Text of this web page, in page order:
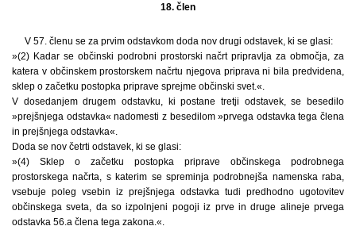
18. člen
V 57. členu se za prvim odstavkom doda nov drugi odstavek, ki se glasi:
»(2) Kadar se občinski podrobni prostorski načrt pripravlja za območja, za
katera v občinskem prostorskem načrtu njegova priprava ni bila predvidena,
sklep o začetku postopka priprave sprejme občinski svet.«.
V dosedanjem drugem odstavku, ki postane tretji odstavek, se besedilo
»prejšnjega odstavka« nadomesti z besedilom »prvega odstavka tega člena
in prejšnjega odstavka«.
Doda se nov četrti odstavek, ki se glasi:
»(4) Sklep o začetku postopka priprave občinskega podrobnega
prostorskega načrta, s katerim se spreminja podrobnejša namenska raba,
vsebuje poleg vsebin iz prejšnjega odstavka tudi predhodno ugotovitev
občinskega sveta, da so izpolnjeni pogoji iz prve in druge alineje prvega
odstavka 56.a člena tega zakona.«.